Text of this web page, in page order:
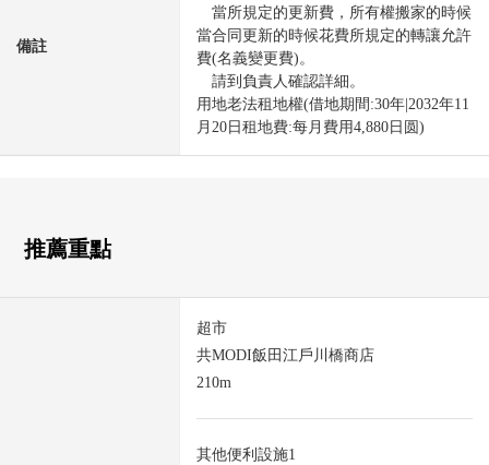
備註
當所規定的更新費，所有權搬家的時候
當合同更新的時候花費所規定的轉讓允許
費(名義變更費)。
請到負責人確認詳細。
用地老法租地權(借地期間:30年|2032年11
月20日租地費:每月費用4,880日圆)
推薦重點
超市
共MODI飯田江戶川橋商店
210m
其他便利設施1